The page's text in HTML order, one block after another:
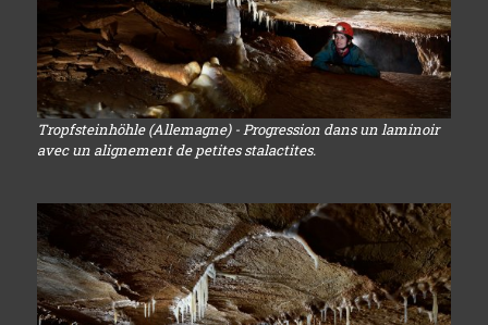
Tropfsteinhöhle (Allemagne) - Progression dans un laminoir
avec un alignement de petites stalactites.